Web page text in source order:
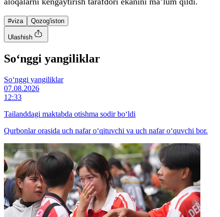
#viza Qozog'iston
Ulashish
So‘nggi yangiliklar
So‘nggi yangiliklar
07.08.2026
12:33
Tailanddagi maktabda otishma sodir bo‘ldi
Qurbonlar orasida uch nafar o‘qituvchi va uch nafar o‘quvchi bor.